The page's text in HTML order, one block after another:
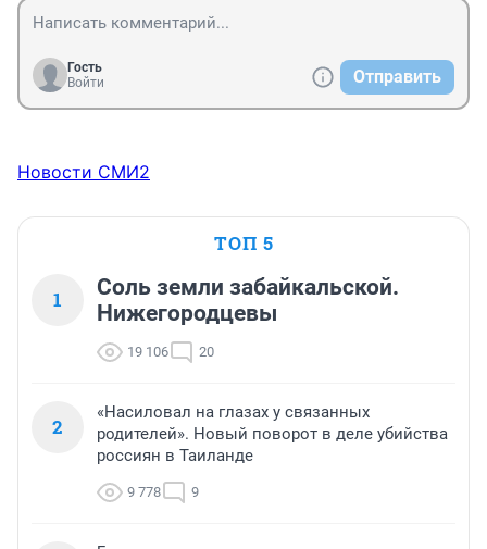
Гость
Войти
Отправить
Новости СМИ2
ТОП 5
1
Соль земли забайкальской.
Нижегородцевы
19 106 20
2
«Насиловал на глазах у связанных
родителей». Новый поворот в деле убийства
россиян в Таиланде
9 778 9